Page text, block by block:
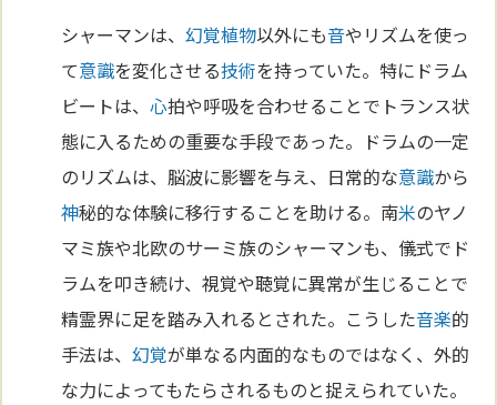
シャーマンは、幻覚植物以外にも音やリズムを使っ
て意識を変化させる技術を持っていた。特にドラム
ビートは、心拍や呼吸を合わせることでトランス状
態に入るための重要な手段であった。ドラムの一定
のリズムは、脳波に影響を与え、日常的な意識から
神秘的な体験に移行することを助ける。南米のヤノ
マミ族や北欧のサーミ族のシャーマンも、儀式でド
ラムを叩き続け、視覚や聴覚に異常が生じることで
精霊界に足を踏み入れるとされた。こうした音楽的
手法は、幻覚が単なる内面的なものではなく、外的
な力によってもたらされるものと捉えられていた。